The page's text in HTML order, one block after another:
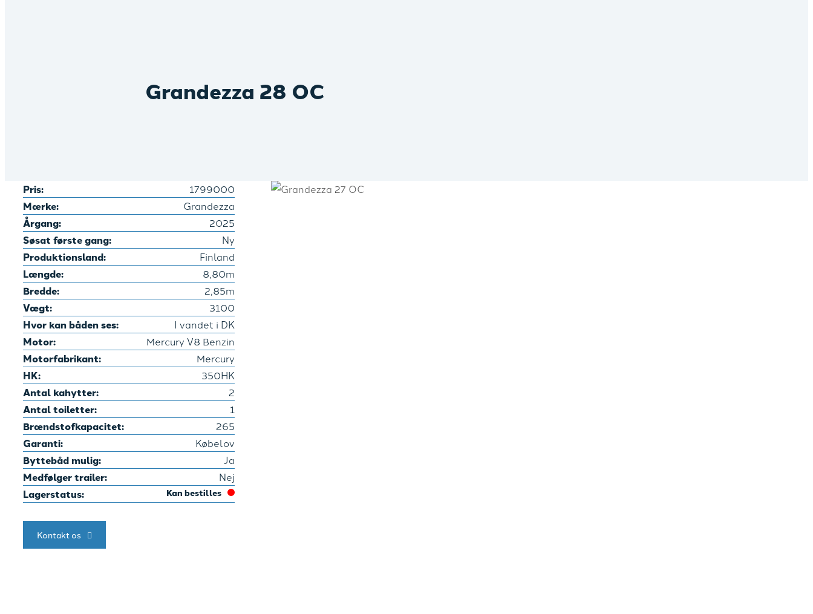
Grandezza 28 OC
Pris: 1799000
Mærke: Grandezza
Årgang: 2025
Søsat første gang: Ny
Produktionsland: Finland
Længde: 8,80m
Bredde: 2,85m
Vægt: 3100
Hvor kan båden ses: I vandet i DK
Motor: Mercury V8 Benzin
Motorfabrikant: Mercury
HK: 350HK
Antal kahytter: 2
Antal toiletter: 1
Brændstofkapacitet: 265
Garanti: Købelov
Byttebåd mulig: Ja
Medfølger trailer: Nej
Lagerstatus: Kan bestilles
Kontakt os